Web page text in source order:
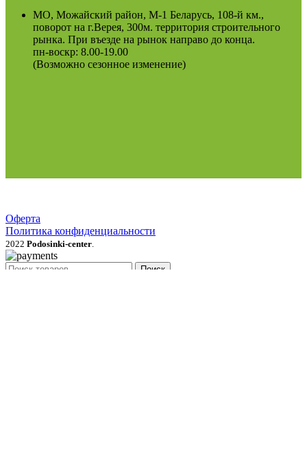
МО, Можайский район, М-1 Беларусь, 108-й км.,
поворот на г.Верея, 300м. территория строительного
рынка. При въезде на рынок направо до конца.
пн-воскр: 8.00-19.00
(Возможно сезонное изменение)
Оферта
Политика конфиденциальности
2022 Podosinki-center.
Поиск